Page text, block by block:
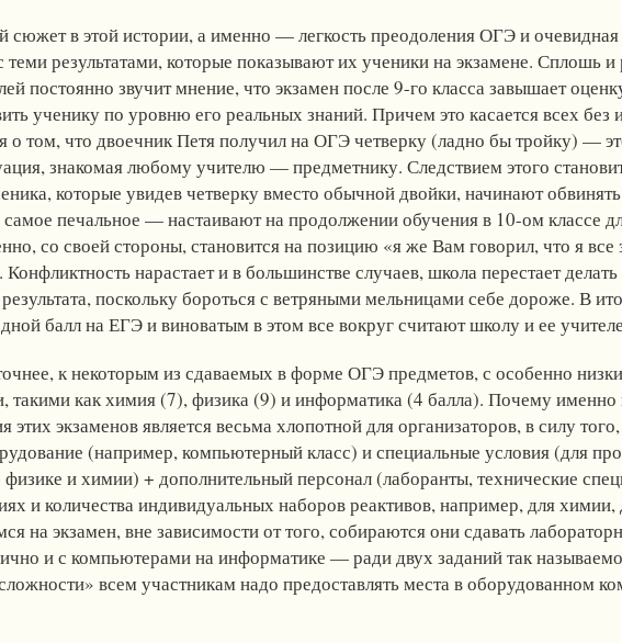
в этой истории, а именно — легкость преодоления ОГЭ и очевидная
теми результатами, которые показывают их ученики на экзамене. Сплошь
постоянно звучит мнение, что экзамен после 9-го класса завышает
ученику по уровню его реальных знаний. Причем это касается всех без
о том, что двоечник Петя получил на ОГЭ четверку (ладно бы тройку) —
знакомая любому учителю — предметнику. Следствием этого
которые увидев четверку вместо обычной двойки, начинают
самое печальное — настаивают на продолжении обучения в 10-ом классе
со своей стороны, становится на позицию «я же Вам говорил, что я
Конфликтность нарастает и в большинстве случаев, школа перестает
поскольку бороться с ветряными мельницами себе дороже. В
балл на ЕГЭ и виноватым в этом все вокруг считают школу и ее
к некоторым из сдаваемых в форме ОГЭ предметов, с особенно
такими как химия (7), физика (9) и информатика (4 балла). Почему
этих экзаменов является весьма хлопотной для организаторов, в силу
(например, компьютерный класс) и специальные условия (для
и химии) + дополнительный персонал (лаборанты, технические
и количества индивидуальных наборов реактивов, например, для
на экзамен, вне зависимости от того, собираются они сдавать
и с компьютерами на информатике — ради двух заданий так
всем участникам надо предоставлять места в оборудованном